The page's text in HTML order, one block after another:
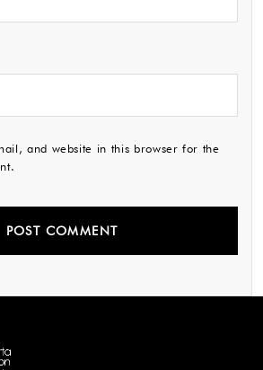
and website in this browser for the